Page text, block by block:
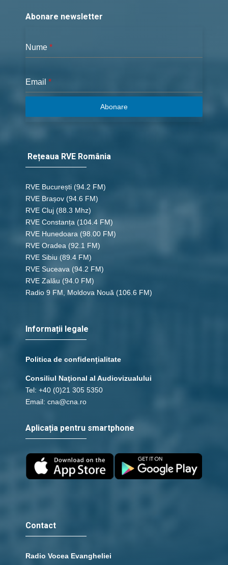
Abonare newsletter
Nume *
Email *
Abonare
Rețeaua RVE România
RVE București (94.2 FM)
RVE Brașov (94.6 FM)
RVE Cluj (88.3 Mhz)
RVE Constanța (104.4 FM)
RVE Hunedoara (98.00 FM)
RVE Oradea (92.1 FM)
RVE Sibiu (89.4 FM)
RVE Suceava (94.2 FM)
RVE Zalău (94.0 FM)
Radio 9 FM, Moldova Nouă (106.6 FM)
Informații legale
Politica de confidențialitate
Consiliul Naţional al Audiovizualului
Tel: +40 (0)21 305 5350
Email: cna@cna.ro
Aplicația pentru smartphone
Contact
Radio Vocea Evangheliei